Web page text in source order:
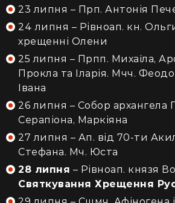
23 липня – Прп. Антонія
24 липня – Рівноап. кн.
хрещенні Олени
25 липня – Прпп. Михаїла,
Прокла та Іларія. Мчч.
Івана
26 липня – Собор архангела
Серапіона, Маркіяна
27 липня – Ап. від 70-ти
Стефана. Мч. Юста
28 липня – Рівноап. князя
Святкування Хрещення